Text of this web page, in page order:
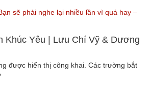
2018
sẽ phải nghe lại nhiều lần vì quá hay –
Khúc Yêu | Lưu Chí Vỹ & Dương
được hiển thị công khai. Các trường bắt